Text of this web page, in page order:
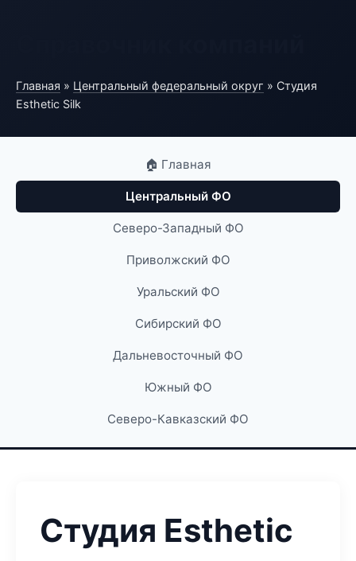
Главная » Центральный федеральный округ » Студия
Esthetic Silk
🏠 Главная
Центральный ФО
Северо-Западный ФО
Приволжский ФО
Уральский ФО
Сибирский ФО
Дальневосточный ФО
Южный ФО
Северо-Кавказский ФО
Студия Esthetic